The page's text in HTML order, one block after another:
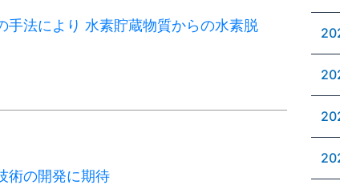
手法により 水素貯蔵物質からの水素脱
術の開発に期待